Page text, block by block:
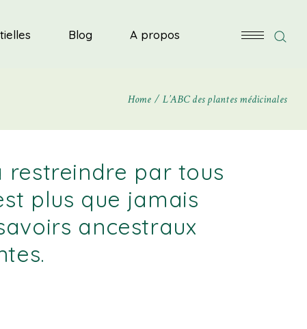
Blog A propos
L’herboriste en herbes
Contactez-nous
L’herboriste en herbes
Contactez-nous
Home L’ABC des plantes médicinales
restreindre par tous
plus que jamais
ancestraux